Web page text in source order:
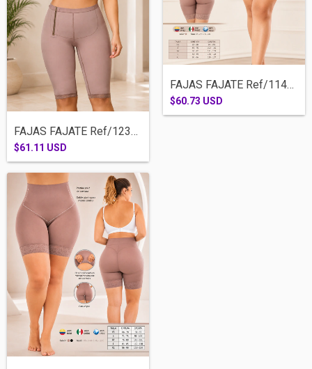
FAJAS FAJATE Ref/12391-CICLISTA RODILLA...
$61.11 USD
FAJAS FAJATE Ref/11482-COSTILLERO MEDIA...
$60.73 USD